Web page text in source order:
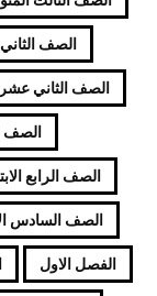
الصف الثاني
الصف الثاني عشر
الصف
الصف الرابع
الصف السادس
الفصل الاول